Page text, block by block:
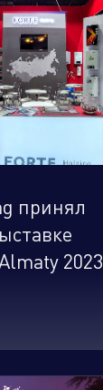
принял
2023